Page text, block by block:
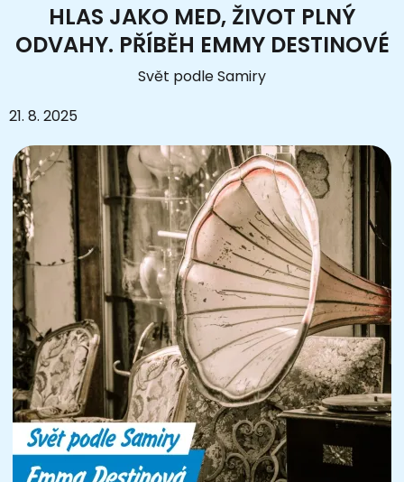
HLAS JAKO MED, ŽIVOT PLNÝ
ODVAHY. PŘÍBĚH EMMY DESTINOVÉ
Svět podle Samiry
21. 8. 2025